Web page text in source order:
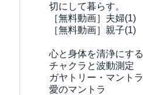
切にして暮らす。
［無料動画］夫婦(1)
［無料動画］親子(1)
心と身体を清浄にする
チャクラと波動測定
ガヤトリー・マントラ
愛のマントラ